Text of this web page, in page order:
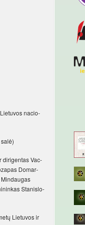
Lie­tu­vos na­cio­
di­ri­gen­tas Vac­
Do­mar­
Sta­nis­lo­
Lie­tu­vos ir